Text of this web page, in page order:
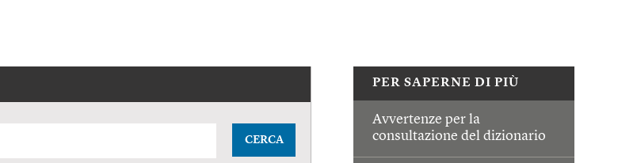
PER SAPERNE DI PIÙ
Avvertenze per la
consultazione del dizionario
CERCA